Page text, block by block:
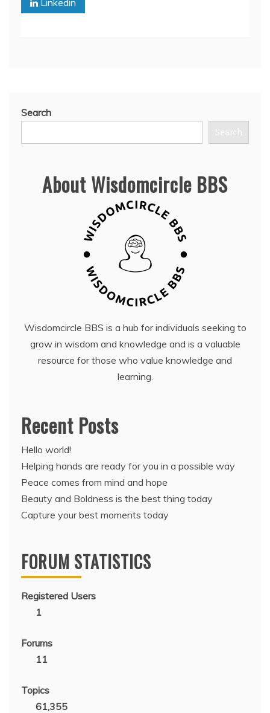
Linkedin
Search
Search
About Wisdomcircle BBS
Wisdomcircle BBS is a hub for individuals seeking to
grow in wisdom and knowledge and is a valuable
resource for those who value knowledge and
learning.
Recent Posts
Hello world!
Helping hands are ready for you in a possible way
Peace comes from mind and hope
Beauty and Boldness is the best thing today
Capture your best moments today
FORUM STATISTICS
Registered Users
1
Forums
11
Topics
61,355